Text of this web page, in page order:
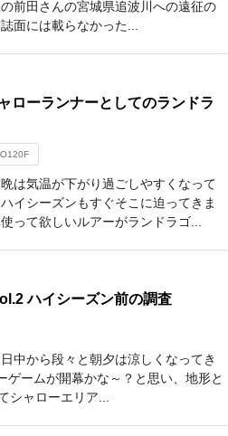
前田さんの宮城県追波川への遠征の
面には載らなかった...
ローランナーとしてのランドラ
は気温が下がり過ごしやすくなって
イシーズンもすぐそこに迫ってきま
って欲しいルアーがランドラゴ...
ハイシーズン前の調査
中から段々と朝夕は涼しくなってき
ームが開幕かな～？と思い、地形と
シャローエリア...